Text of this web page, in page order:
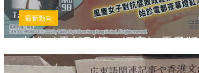
小說《電都列傳：嫖客》電子版
最新動向